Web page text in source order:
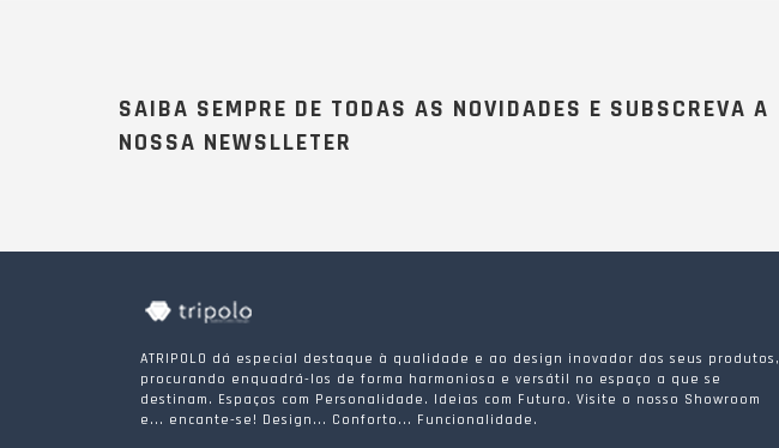
SAIBA SEMPRE DE TODAS AS NOVIDADES E SUBSCREVA A
NOSSA NEWSLLETER
ATRIPOLO dá especial destaque à qualidade e ao design inovador dos seus produtos,
procurando enquadrá-los de forma harmoniosa e versátil no espaço a que se
destinam. Espaços com Personalidade. Ideias com Futuro. Visite o nosso Showroom
e... encante-se! Design... Conforto... Funcionalidade.